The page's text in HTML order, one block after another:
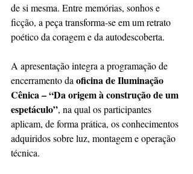
de si mesma. Entre memórias, sonhos e
ficção, a peça transforma-se em um retrato
poético da coragem e da autodescoberta.
A apresentação integra a programação de
encerramento da oficina de Iluminação
Cênica – “Da origem à construção de um
espetáculo”, na qual os participantes
aplicam, de forma prática, os conhecimentos
adquiridos sobre luz, montagem e operação
técnica.